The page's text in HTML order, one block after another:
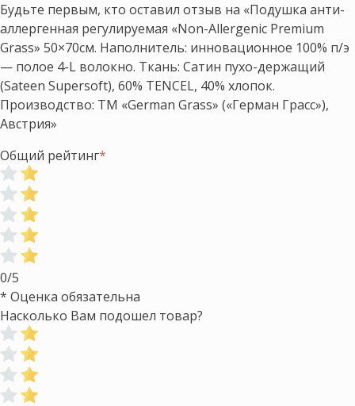
Будьте первым, кто оставил отзыв на «Подушка анти-
аллергенная регулируемая «Non-Allergenic Premium
Grass» 50×70см. Наполнитель: инновационное 100% п/э
— полое 4-L волокно. Ткань: Сатин пухо-держащий
(Sateen Supersoft), 60% TENCEL, 40% хлопок.
Производство: ТМ «German Grass» («Герман Грасс»),
Австрия»
Общий рейтинг*
0/5
* Оценка обязательна
Насколько Вам подошел товар?